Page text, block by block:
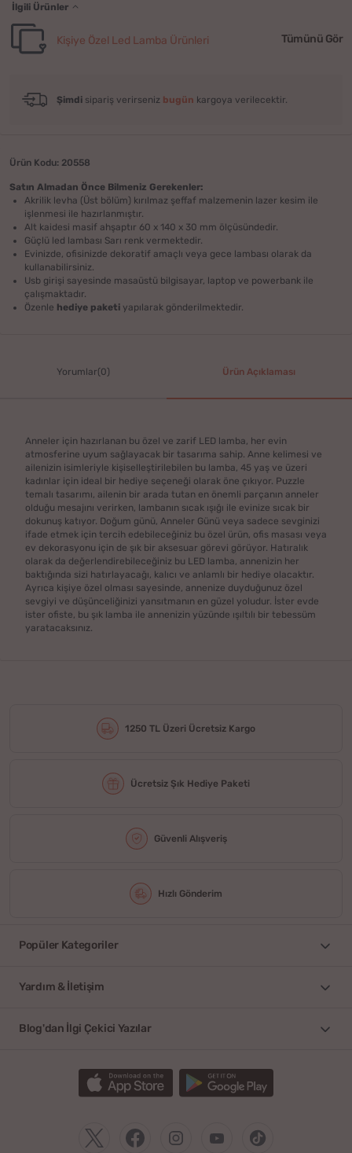
İlgili Ürünler
Kişiye Özel Led Lamba Ürünleri Tümünü Gör
Şimdi sipariş verirseniz bugün kargoya verilecektir.
Ürün Kodu: 20558
Satın Almadan Önce Bilmeniz Gerekenler:
Akrilik levha (Üst bölüm) kırılmaz şeffaf malzemenin lazer kesim ile
işlenmesi ile hazırlanmıştır.
Alt kaidesi masif ahşaptır 60 x 140 x 30 mm ölçüsündedir.
Güçlü led lambası Sarı renk vermektedir.
Evinizde, ofisinizde dekoratif amaçlı veya gece lambası olarak da
kullanabilirsiniz.
Usb girişi sayesinde masaüstü bilgisayar, laptop ve powerbank ile
çalışmaktadır.
Özenle hediye paketi yapılarak gönderilmektedir.
Yorumlar(0) Ürün Açıklaması
Anneler için hazırlanan bu özel ve zarif LED lamba, her evin
atmosferine uyum sağlayacak bir tasarıma sahip. Anne kelimesi ve
ailenizin isimleriyle kişiselleştirilebilen bu lamba, 45 yaş ve üzeri
kadınlar için ideal bir hediye seçeneği olarak öne çıkıyor. Puzzle
temalı tasarımı, ailenin bir arada tutan en önemli parçanın anneler
olduğu mesajını verirken, lambanın sıcak ışığı ile evinize sıcak bir
dokunuş katıyor. Doğum günü, Anneler Günü veya sadece sevginizi
ifade etmek için tercih edebileceğiniz bu özel ürün, ofis masası veya
ev dekorasyonu için de şık bir aksesuar görevi görüyor. Hatıralık
olarak da değerlendirebileceğiniz bu LED lamba, annenizin her
baktığında sizi hatırlayacağı, kalıcı ve anlamlı bir hediye olacaktır.
Ayrıca kişiye özel olması sayesinde, annenize duyduğunuz özel
sevgiyi ve düşünceliğinizi yansıtmanın en güzel yoludur. İster evde
ister ofiste, bu şık lamba ile annenizin yüzünde ışıltılı bir tebessüm
yaratacaksınız.
1250 TL Üzeri Ücretsiz Kargo
Ücretsiz Şık Hediye Paketi
Güvenli Alışveriş
Hızlı Gönderim
Popüler Kategoriler
Yardım & İletişim
Blog'dan İlgi Çekici Yazılar